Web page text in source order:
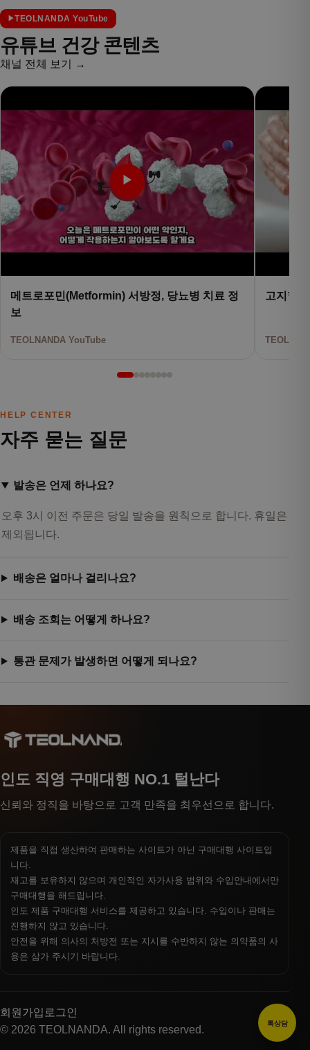
톡상담
TEOLNANDA YouTube
유튜브 건강 콘텐츠
채널 전체 보기 →
▶
메트로포민(Metformin) 서방정, 당뇨병 치료 정
보
TEOLNANDA YouTube
고지혈
HELP CENTER
자주 묻는 질문
발송은 언제 하나요?
오후 3시 이전 주문은 당일 발송을 원칙으로 합니다. 휴일은
제외됩니다.
배송은 얼마나 걸리나요?
배송 조회는 어떻게 하나요?
통관 문제가 발생하면 어떻게 되나요?
인도 직영 구매대행 NO.1 털난다
신뢰와 정직을 바탕으로 고객 만족을 최우선으로 합니다.
제품을 직접 생산하여 판매하는 사이트가 아닌 구매대행 사이트입
니다.
재고를 보유하지 않으며 개인적인 자가사용 범위와 수입안내에서만
구매대행을 해드립니다.
인도 제품 구매대행 서비스를 제공하고 있습니다. 수입이나 판매는
진행하지 않고 있습니다.
안전을 위해 의사의 처방전 또는 지시를 수반하지 않는 의약품의 사
용은 삼가 주시기 바랍니다.
회원가입 로그인
© 2026 TEOLNANDA. All rights reserved.